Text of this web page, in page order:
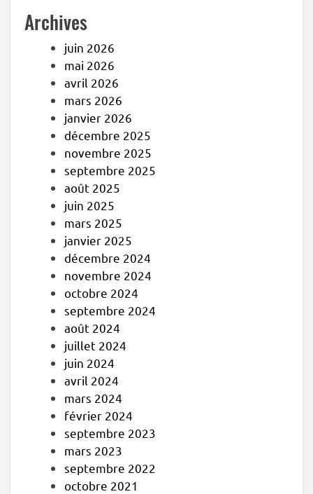
Archives
juin 2026
mai 2026
avril 2026
mars 2026
janvier 2026
décembre 2025
novembre 2025
septembre 2025
août 2025
juin 2025
mars 2025
janvier 2025
décembre 2024
novembre 2024
octobre 2024
septembre 2024
août 2024
juillet 2024
juin 2024
avril 2024
mars 2024
février 2024
septembre 2023
mars 2023
septembre 2022
octobre 2021